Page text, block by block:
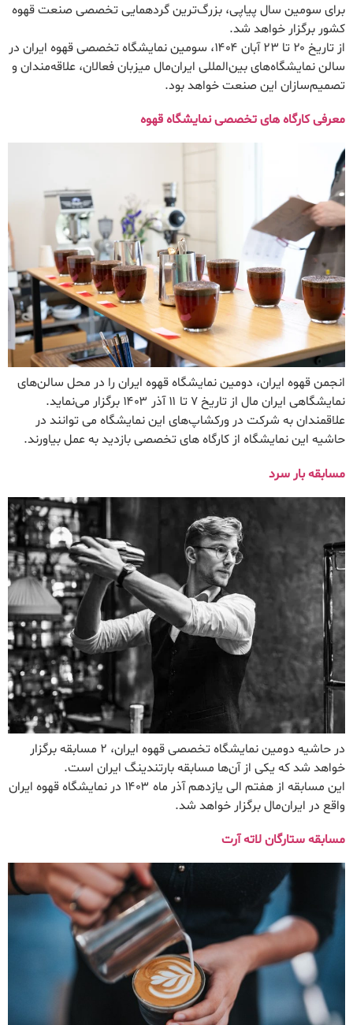
برای سومین سال پیاپی، بزرگ‌ترین گردهمایی تخصصی صنعت قهوه
کشور برگزار خواهد شد.
از تاریخ ۲۰ تا ۲۳ آبان ۱۴۰۴، سومین نمایشگاه تخصصی قهوه ایران در
سالن نمایشگاه‌های بین‌المللی ایران‌مال میزبان فعالان، علاقه‌مندان و
تصمیم‌سازان این صنعت خواهد بود.
معرفی کارگاه های تخصصی نمایشگاه قهوه
انجمن قهوه ایران، دومین نمایشگاه قهوه ایران را در محل سالن‌های
نمایشگاهی ایران مال از تاریخ ۷ تا ۱۱ آذر ۱۴۰۳ برگزار می‌نماید.
علاقمندان به شرکت در ورکشاپ‌های این نمایشگاه می توانند در
حاشیه این نمایشگاه از کارگاه های تخصصی بازدید به عمل بیاورند.
مسابقه بار سرد
در حاشیه دومین نمایشگاه تخصصی قهوه ایران، ۲ مسابقه برگزار
خواهد شد که یکی از آن‌ها مسابقه بارتندینگ ایران است.
این مسابقه از هفتم الی یازدهم آذر ماه ۱۴۰۳ در نمایشگاه قهوه ایران
واقع در ایران‌مال برگزار خواهد شد.
مسابقه ستارگان لاته آرت